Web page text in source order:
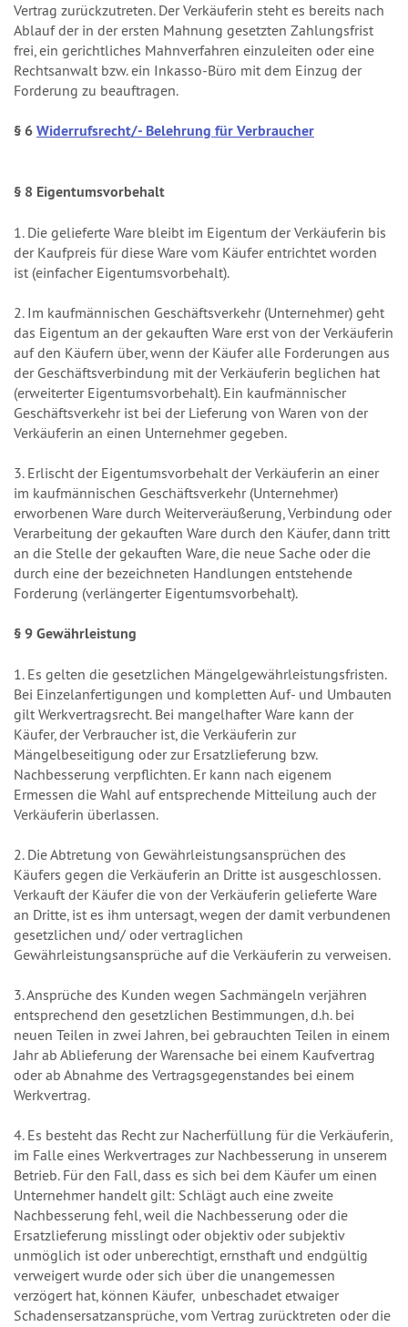
Vertrag zurückzutreten. Der Verkäuferin steht es bereits nach
Ablauf der in der ersten Mahnung gesetzten Zahlungsfrist
frei, ein gerichtliches Mahnverfahren einzuleiten oder eine
Rechtsanwalt bzw. ein Inkasso-Büro mit dem Einzug der
Forderung zu beauftragen.
§ 6Widerrufsrecht/- Belehrung für Verbraucher
§ 8 Eigentumsvorbehalt
1. Die gelieferte Ware bleibt im Eigentum der Verkäuferin bis
der Kaufpreis für diese Ware vom Käufer entrichtet worden
ist (einfacher Eigentumsvorbehalt).
2. Im kaufmännischen Geschäftsverkehr (Unternehmer) geht
das Eigentum an der gekauften Ware erst von der Verkäuferin
auf den Käufern über, wenn der Käufer alle Forderungen aus
der Geschäftsverbindung mit der Verkäuferin beglichen hat
(erweiterter Eigentumsvorbehalt). Ein kaufmännischer
Geschäftsverkehr ist bei der Lieferung von Waren von der
Verkäuferin an einen Unternehmer gegeben.
3. Erlischt der Eigentumsvorbehalt der Verkäuferin an einer
im kaufmännischen Geschäftsverkehr (Unternehmer)
erworbenen Ware durch Weiterveräußerung, Verbindung oder
Verarbeitung der gekauften Ware durch den Käufer, dann tritt
an die Stelle der gekauften Ware, die neue Sache oder die
durch eine der bezeichneten Handlungen entstehende
Forderung (verlängerter Eigentumsvorbehalt).
§ 9 Gewährleistung
1. Es gelten die gesetzlichen Mängelgewährleistungsfristen.
Bei Einzelanfertigungen und kompletten Auf- und Umbauten
gilt Werkvertragsrecht. Bei mangelhafter Ware kann der
Käufer, der Verbraucher ist, die Verkäuferin zur
Mängelbeseitigung oder zur Ersatzlieferung bzw.
Nachbesserung verpflichten. Er kann nach eigenem
Ermessen die Wahl auf entsprechende Mitteilung auch der
Verkäuferin überlassen.
2. Die Abtretung von Gewährleistungsansprüchen des
Käufers gegen die Verkäuferin an Dritte ist ausgeschlossen.
Verkauft der Käufer die von der Verkäuferin gelieferte Ware
an Dritte, ist es ihm untersagt, wegen der damit verbundenen
gesetzlichen und/ oder vertraglichen
Gewährleistungsansprüche auf die Verkäuferin zu verweisen.
3. Ansprüche des Kunden wegen Sachmängeln verjähren
entsprechend den gesetzlichen Bestimmungen, d.h. bei
neuen Teilen in zwei Jahren, bei gebrauchten Teilen in einem
Jahr ab Ablieferung der Warensache bei einem Kaufvertrag
oder ab Abnahme des Vertragsgegenstandes bei einem
Werkvertrag.
4. Es besteht das Recht zur Nacherfüllung für die Verkäuferin,
im Falle eines Werkvertrages zur Nachbesserung in unserem
Betrieb. Für den Fall, dass es sich bei dem Käufer um einen
Unternehmer handelt gilt: Schlägt auch eine zweite
Nachbesserung fehl, weil die Nachbesserung oder die
Ersatzlieferung misslingt oder objektiv oder subjektiv
unmöglich ist oder unberechtigt, ernsthaft und endgültig
verweigert wurde oder sich über die unangemessen
verzögert hat, können Käufer, unbeschadet etwaiger
Schadensersatzansprüche, vom Vertrag zurücktreten oder die